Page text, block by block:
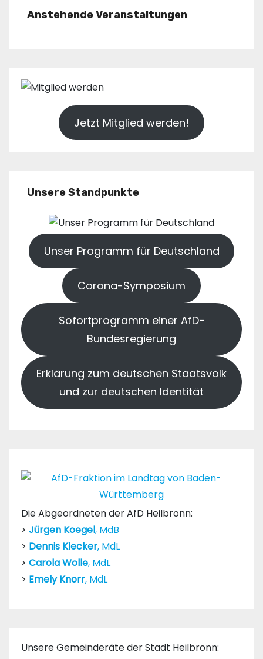
Anstehende Veranstaltungen
Jetzt Mitglied werden!
Unsere Standpunkte
Unser Programm für Deutschland
Corona-Symposium
Sofortprogramm einer AfD-
Bundesregierung
Erklärung zum deutschen Staatsvolk
und zur deutschen Identität
Die Abgeordneten der AfD Heilbronn:
> Jürgen Koegel, MdB
> Dennis Klecker, MdL
> Carola Wolle, MdL
> Emely Knorr, MdL
Unsere Gemeinderäte der Stadt Heilbronn: